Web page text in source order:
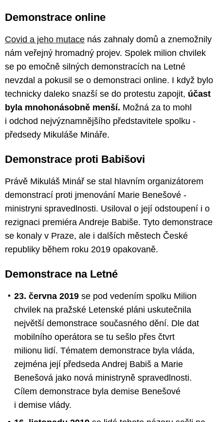
Demonstrace online
Covid a jeho mutace nás zahnaly domů a znemožnily
nám veřejný hromadný projev. Spolek milion chvilek
se po emočně silných demonstracích na Letné
nevzdal a pokusil se o demonstraci online. I když bylo
technicky daleko snazší se do protestu zapojit, účast
byla mnohonásobně menší. Možná za to mohl
i odchod nejvýznamnějšího představitele spolku -
předsedy Mikuláše Mináře.
Demonstrace proti Babišovi
Právě Mikuláš Minář se stal hlavním organizátorem
demonstrací proti jmenování Marie Benešové -
ministryni spravedlnosti. Usiloval o její odstoupení i o
rezignaci premiéra Andreje Babiše. Tyto demonstrace
se konaly v Praze, ale i dalších městech České
republiky během roku 2019 opakovaně.
Demonstrace na Letné
23. června 2019 se pod vedením spolku Milion
chvilek na pražské Letenské pláni uskutečnila
největší demonstrace současného dění. Dle dat
mobilního operátora se tu sešlo přes čtvrt
milionu lidí. Tématem demonstrace byla vláda,
zejména její předseda Andrej Babiš a Marie
Benešová jako nová ministryně spravedlnosti.
Cílem demonstrace byla demise Benešové
i demise vlády.